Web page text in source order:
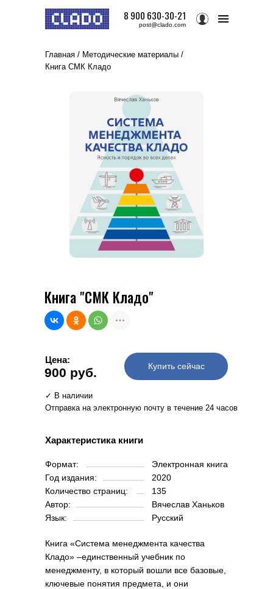
8 900 630-30-21
post@clado.com
Главная / Методические материалы /
Книга СМК Кладо
Книга «Система менеджмента качества
Кладо» –единственный учебник по
менеджменту, в который вошли все базовые,
ключевые понятия предмета, и они
Книга "СМК Кладо"
Формат:
Год издания:
Количество страниц:
Автор:
Язык:
Характеристика книги
Электронная книга
2020
135
Вячеслав Ханьков
Русский
Купить сейчас
✓ В наличии
Отправка на электронную почту в течение 24 часов
900 руб.
Цена: